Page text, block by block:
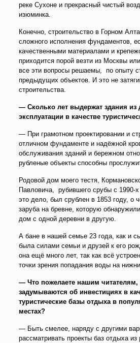
реке Сухоне и прекрасный чистый
изюминка.
Конечно, строительство в Горном
сложного исполнения фундаментов,
качественными материалами и
приходится порой везти из Москвы
все эти вопросы решаемы, по опыту
предыдущих объектов. И это не
строительства.
— Сколько лет выдержат здания из
эксплуатации в качестве
— При грамотном проектировании и
отличном фундаменте и надёжной
обслуживания зданий и бережном
рубленые объекты способны
Родовой дом моего тестя,
Павловича, рубившего срубы с 1990-
это дело, был срублен в 1853 году, о
заруба на бревне, которую
дом с одной деревни в другую.
А бане в нашей семье 23 года, как и
была силами семьи и друзей к его
она ещё много лет, так как всё
точки зрения попадания воды на
— Что пожелаете нашим читателям,
задумываются об инвестициях в
туристические базы отдыха в
местах?
— Быть смелее, наряду с другими
рассматривать проекты баз отдыха из